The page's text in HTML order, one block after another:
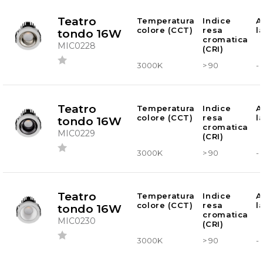
Teatro
tondo 16W
MIC0228
Temperatura
colore (CCT)
Indice
resa
cromatica
(CRI)
3000K > 90 -
Teatro
tondo 16W
MIC0229
Temperatura
colore (CCT)
Indice
resa
cromatica
(CRI)
3000K > 90 -
Teatro
tondo 16W
MIC0230
Temperatura
colore (CCT)
Indice
resa
cromatica
(CRI)
3000K > 90 -